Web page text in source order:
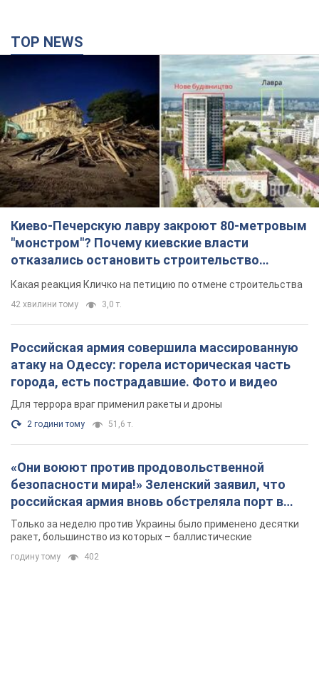
TOP NEWS
Киево-Печерскую лавру закроют 80-метровым
"монстром"? Почему киевские власти
отказались остановить строительство
небоскреба "московского верующего"
Какая реакция Кличко на петицию по отмене строительства
42 хвилини тому 3,0 т.
Российская армия совершила массированную
атаку на Одессу: горела историческая часть
города, есть пострадавшие. Фото и видео
Для террора враг применил ракеты и дроны
2 години тому 51,6 т.
«Они воюют против продовольственной
безопасности мира!» Зеленский заявил, что
российская армия вновь обстреляла порт в
Одессе
Только за неделю против Украины было применено десятки
ракет, большинство из которых – баллистические
годину тому 402